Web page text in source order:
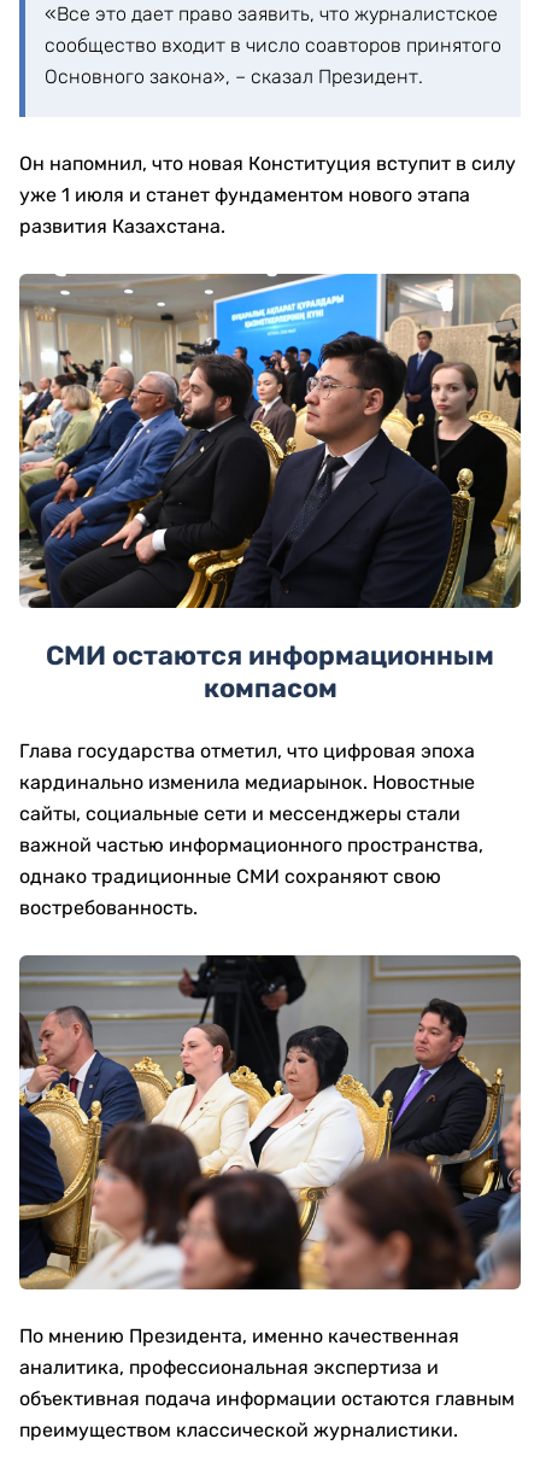
«Все это дает право заявить, что журналистское
сообщество входит в число соавторов принятого
Основного закона», – сказал Президент.
Он напомнил, что новая Конституция вступит в силу
уже 1 июля и станет фундаментом нового этапа
развития Казахстана.
СМИ остаются информационным
компасом
Глава государства отметил, что цифровая эпоха
кардинально изменила медиарынок. Новостные
сайты, социальные сети и мессенджеры стали
важной частью информационного пространства,
однако традиционные СМИ сохраняют свою
востребованность.
По мнению Президента, именно качественная
аналитика, профессиональная экспертиза и
объективная подача информации остаются главным
преимуществом классической журналистики.